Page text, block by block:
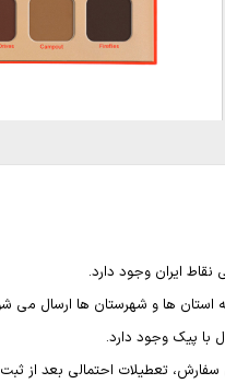
نقاط ایران وجود دارد.
استان ها و شهرستان ها ارسال می
با پیک وجود دارد.
احتمالی بعد از ثبت سفارش داشته و از 24